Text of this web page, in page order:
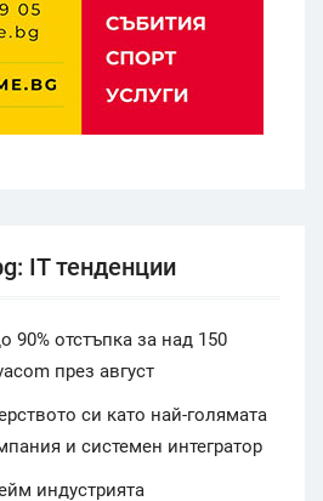
IT тенденции
90% отстъпка за над 150
през август
си като най-голямата
и системен интегратор
индустрията